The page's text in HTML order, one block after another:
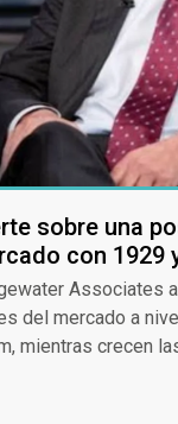
sobre una
con 1929
Associates
del mercado a
mientras crecen